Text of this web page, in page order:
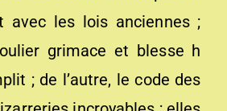
avec les lois anciennes ;
grimace et blesse h
; de l’autre, le code des